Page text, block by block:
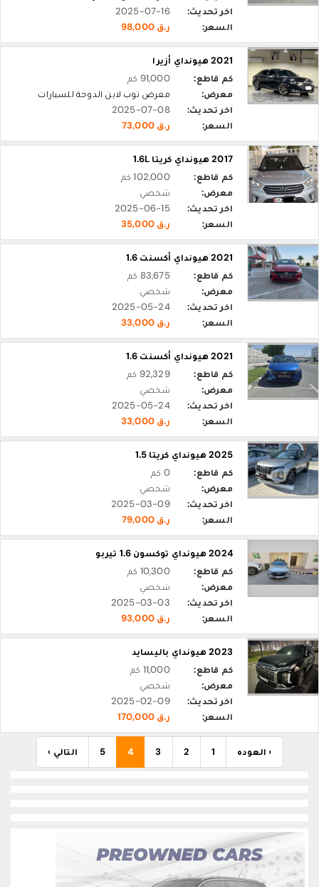
اخر تحديث:
2025-07-16
السعر:
ر.ق 98,000
2021 هيونداي أزيرا
كم قاطع:
91,000 كم
معرض:
معرض توب لاين الدوحة للسيارات
اخر تحديث:
2025-07-08
السعر:
ر.ق 73,000
2017 هيونداي كريتا 1.6L
كم قاطع:
102,000 كم
معرض:
شخصي
اخر تحديث:
2025-06-15
السعر:
ر.ق 35,000
2021 هيونداي أكسنت 1.6
كم قاطع:
83,675 كم
معرض:
شخصي
اخر تحديث:
2025-05-24
السعر:
ر.ق 33,000
2021 هيونداي أكسنت 1.6
كم قاطع:
92,329 كم
معرض:
شخصي
اخر تحديث:
2025-05-24
السعر:
ر.ق 33,000
2025 هيونداي كريتا 1.5
كم قاطع:
0 كم
معرض:
شخصي
اخر تحديث:
2025-03-09
السعر:
ر.ق 79,000
2024 هيونداي توكسون 1.6 تيربو
كم قاطع:
10,300 كم
معرض:
شخصي
اخر تحديث:
2025-03-03
السعر:
ر.ق 93,000
2023 هيونداي باليسايد
كم قاطع:
11,000 كم
معرض:
شخصي
اخر تحديث:
2025-02-09
السعر:
ر.ق 170,000
‹ العوده 1
2
3
4
5 التالي ›